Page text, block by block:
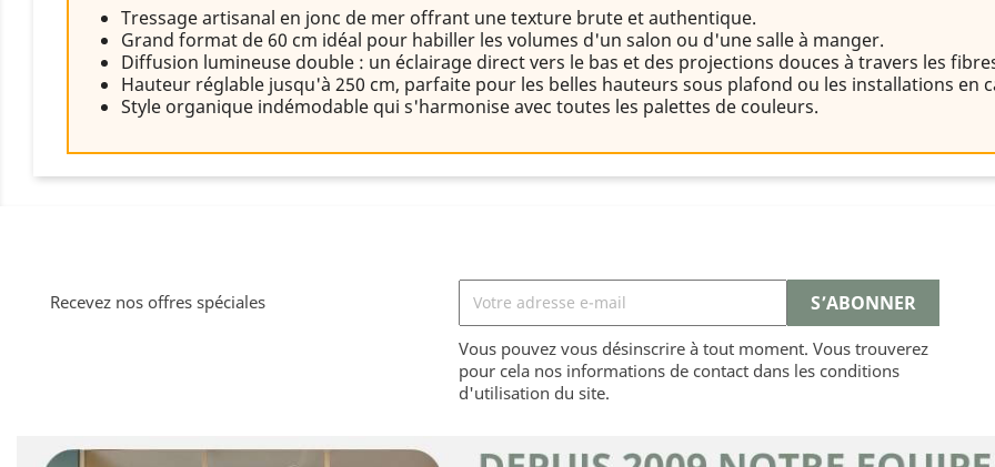
Tressage artisanal en jonc de mer offrant une texture brute et authentique.
Grand format de 60 cm idéal pour habiller les volumes d'un salon ou d'une salle à manger.
Diffusion lumineuse double : un éclairage direct vers le bas et des projections douces à travers les
Hauteur réglable jusqu'à 250 cm, parfaite pour les belles hauteurs sous plafond ou les installations en
Style organique indémodable qui s'harmonise avec toutes les palettes de couleurs.
Recevez nos offres spéciales
Vous pouvez vous désinscrire à tout moment. Vous trouverez
pour cela nos informations de contact dans les conditions
d'utilisation du site.